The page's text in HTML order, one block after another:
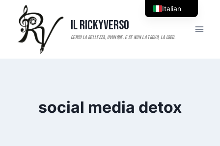
contenuto
Il RickyVerso
social media detox
Italian